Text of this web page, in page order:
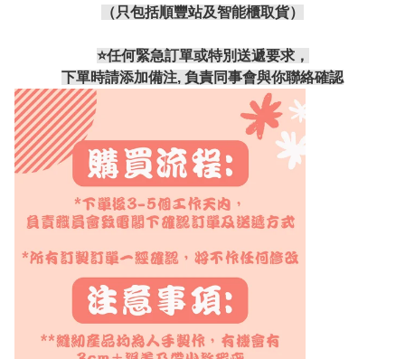
（只包括順豐站及智能櫃取貨）
⭐️任何緊急訂單或特別送遞要求，
下單時請添加備注, 負責同事會與你聯絡確認